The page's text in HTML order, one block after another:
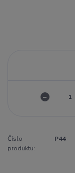
Číslo
produktu:
P44